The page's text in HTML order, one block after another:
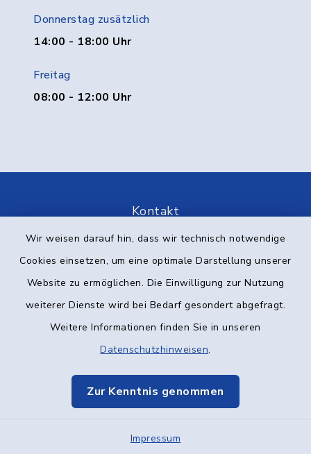
Wir weisen darauf hin, dass wir technisch notwendige
Cookies einsetzen, um eine optimale Darstellung unserer
Website zu ermöglichen. Die Einwilligung zur Nutzung
weiterer Dienste wird bei Bedarf gesondert abgefragt.
Weitere Informationen finden Sie in unseren
Datenschutzhinweisen.
Zur Kenntnis genommen
Impressum
Donnerstag zusätzlich
14:00 - 18:00 Uhr
Freitag
08:00 - 12:00 Uhr
Kontakt
Barrierefreiheit
Datenschutz
Impressum
Elektronische Kommunikation
Sitemap